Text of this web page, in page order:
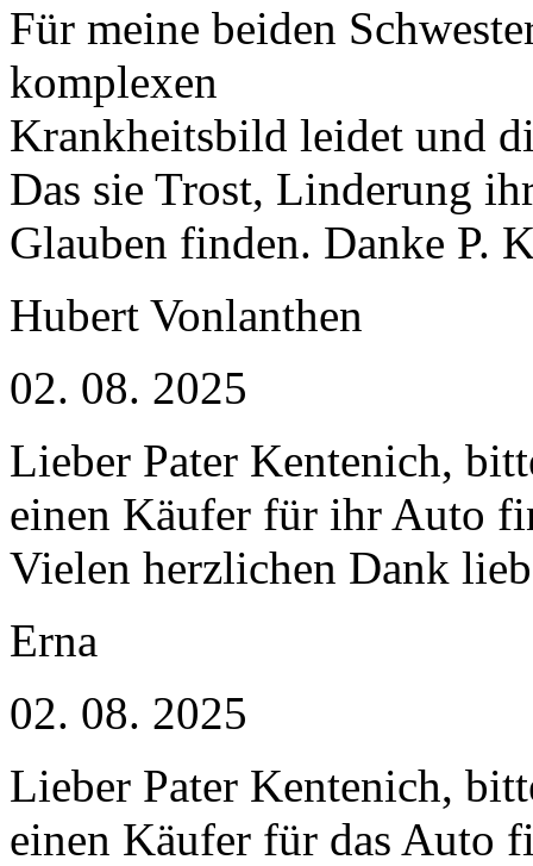
Für meine beiden
komplexen
Krankheitsbild leidet und
Das sie Trost, Linderung
Glauben finden. Danke P.
Hubert Vonlanthen
02. 08. 2025
Lieber Pater Kentenich,
einen Käufer für ihr Auto
Vielen herzlichen Dank
Erna
02. 08. 2025
Lieber Pater Kentenich,
einen Käufer für das Auto